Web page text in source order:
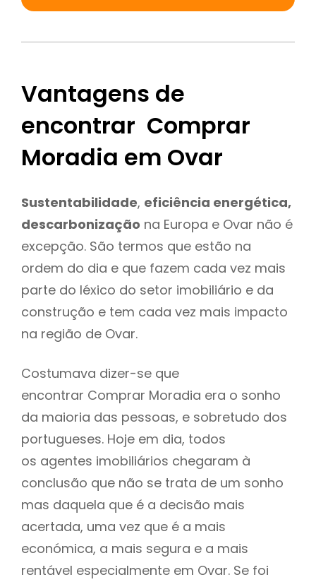
Vantagens de
encontrar Comprar
Moradia em Ovar
Sustentabilidade, eficiência energética,
descarbonização na Europa e Ovar não é
excepção. São termos que estão na
ordem do dia e que fazem cada vez mais
parte do léxico do setor imobiliário e da
construção e tem cada vez mais impacto
na região de Ovar.
Costumava dizer-se que
encontrar Comprar Moradia era o sonho
da maioria das pessoas, e sobretudo dos
portugueses. Hoje em dia, todos
os agentes imobiliários chegaram à
conclusão que não se trata de um sonho
mas daquela que é a decisão mais
acertada, uma vez que é a mais
económica, a mais segura e a mais
rentável especialmente em Ovar. Se foi